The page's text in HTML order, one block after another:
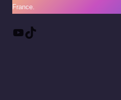
France.
YouTube
TikTok